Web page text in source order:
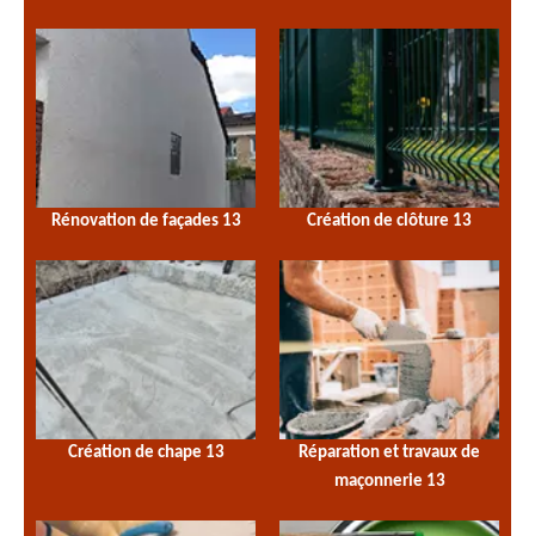
Rénovation de façades 13 Création de clôture 13
Création de chape 13
Réparation et travaux de
maçonnerie 13